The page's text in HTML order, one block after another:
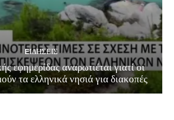
EΙΔΗΣΕΙΣ
εφημερίδας αναρωτιέται γιατί οι
τα ελληνικά νησιά για διακοπές